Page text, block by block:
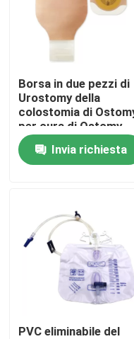
Casa.
Video
Su di noi
Borsa in due pezzi di
Urostomy della
colostomia di
per cura di Ostomy
Invia richiesta
PVC eliminabile del